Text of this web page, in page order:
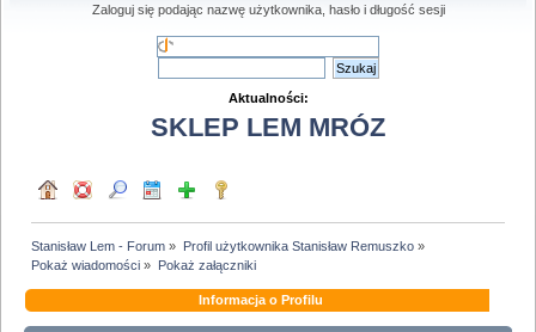
Zaloguj się podając nazwę użytkownika, hasło i długość sesji
Aktualności:
SKLEP LEM MRÓZ
Stanisław Lem - Forum » Profil użytkownika Stanisław Remuszko»
Pokaż wiadomości » Pokaż załączniki
Informacja o Profilu